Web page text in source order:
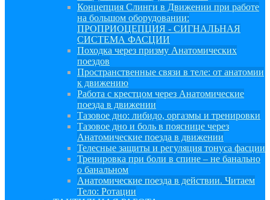
Концепция Слинги в Движении при работе
на большом оборудовании:
ПРОПРИОЦЕПЦИЯ - СИГНАЛЬНАЯ
СИСТЕМА ФАСЦИИ
Походка через призму Анатомических
поездов
Пространственные связи в теле: от анатомии
к движению
Работа с крестцом через Анатомические
поезда в движении
Тазовое дно: либидо, оргазмы и тренировки
Тазовое дно и боль в пояснице через
Анатомические поезда в движении
Телесные защиты и регуляция тонуса фасции
Тренировка при боли в спине – не банально
о банальном
Анатомические поезда в действии. Читаем
Тело: Ротации